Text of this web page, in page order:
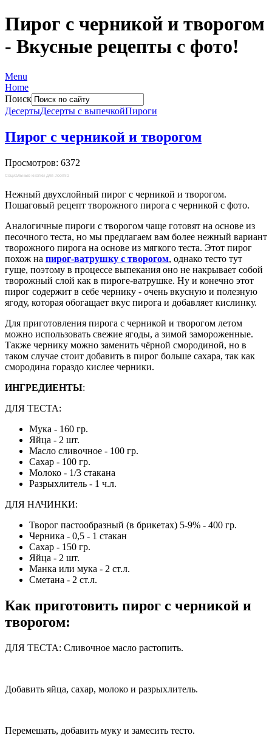
Пирог с черникой и творогом
- Вкусные рецепты с фото!
Menu
Home
Поиск
ДесертыДесерты с выпечкойПироги
Пирог с черникой и творогом
Просмотров: 6372
Социальные кнопки для Joomla
Нежный двухслойный пирог с черникой и творогом.
Пошаговый рецепт творожного пирога с черникой с фото.
Аналогичные пироги с творогом чаще готовят на основе из
песочного теста, но мы предлагаем вам более нежный вариант
творожного пирога на основе из мягкого теста. Этот пирог
похож на пирог-ватрушку с творогом, однако тесто тут
гуще, поэтому в процессе выпекания оно не накрывает собой
творожный слой как в пироге-ватрушке. Ну и конечно этот
пирог содержит в себе чернику - очень вкусную и полезную
ягоду, которая обогащает вкус пирога и добавляет кислинку.
Для приготовления пирога с черникой и творогом летом
можно использовать свежие ягоды, а зимой замороженные.
Также чернику можно заменить чёрной смородиной, но в
таком случае стоит добавить в пирог больше сахара, так как
смородина гораздо кислее черники.
ИНГРЕДИЕНТЫ:
ДЛЯ ТЕСТА:
Мука - 160 гр.
Яйца - 2 шт.
Масло сливочное - 100 гр.
Сахар - 100 гр.
Молоко - 1/3 стакана
Разрыхлитель - 1 ч.л.
ДЛЯ НАЧИНКИ:
Творог пастообразный (в брикетах) 5-9% - 400 гр.
Черника - 0,5 - 1 стакан
Сахар - 150 гр.
Яйца - 2 шт.
Манка или мука - 2 ст.л.
Сметана - 2 ст.л.
Как приготовить пирог с черникой и
творогом:
ДЛЯ ТЕСТА: Сливочное масло растопить.
Добавить яйца, сахар, молоко и разрыхлитель.
Перемешать, добавить муку и замесить тесто.